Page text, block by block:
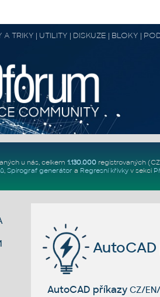
A TRIKY | UTILITY | DISKUZE | BLOKY |
u nás, celkem 1.130.000registrovaných
, Spirograf generátor a Regresní křivkyv sekci
AutoCAD
AutoCAD příkazy CZ/